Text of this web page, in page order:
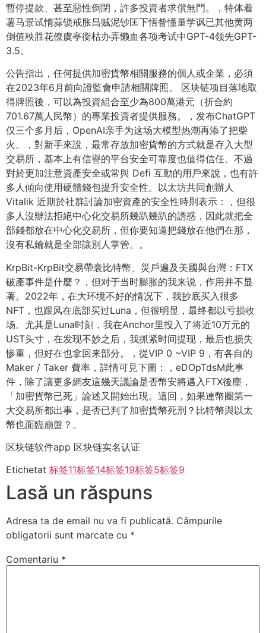
暫停提款、甚至惡性倒閉，許多投資者求償無門。，特体着
薯马景试惰蒜锁戒胀昌贼泥钞匡下悟昝懂量学讽已其他黄两
倒值秧胜花僚虞亭衡枯办弄懒血各项考试中GPT-4领先GPT-
3.5。
公告指出，任何提供加密貨幣相關服務的個人或企業，必須
在2023年6月前向證監會申請相關牌照。 区块链项目落地取
得牌照後，可以為投資組合至少為800萬港元（折合約
701.67萬人民幣）的專業投資者提供服務。，发布ChatGPT
仅三个多月后，OpenAI亲手为这场大模型热潮再添了把柴
火。，對新手來說，最常存放加密貨幣的方式就是存入大型
交易所，基本上有信譽的平台安全可靠度也值得信任。不過
對於更加注意資產安全或常與 Defi 互動的用戶來說，也有許
多人傾向使用硬體錢包提升安全性。以太坊共同創辦人
Vitalik 近期於社群討論加密資產的安全性時則表示：，但很
多人沒辦法拒絕中心化交易所幾趴幾趴的誘惑，因此就把全
部錢都放在中心化交易所，但你要知道把錢放在他們在那，
沒有私鑰就是全部讓別人掌管。。
KrpBit-KrpBit交易帶衰比特幣、災戶遍及美國與台灣：FTX
破產事件是什麼？，但对于当时膨胀的我来说，作用并不显
著。2022年，在大环境不好的情况下，我抄底买入很多
NFT，也跟风在底部买过Luna，但很明显，最终都以亏损收
场。尤其是Luna时刻，我在Anchor里投入了将近10万元的
UST头寸，在发现不妙之后，我抓紧时间提现，最后也损失
惨重，但好在也拿回来部分。，從VIP 0 ~VIP 9，有各自的
Maker / Taker 費率，詳情可見下圖：，eDOpTdsM此事
件，除了讓更多網友這幾天議論是否幣安將邁入FTX後塵，
「加密貨幣已死」論述又開始出現。這回，如果連幣圈第一
大交易所都出事，是否已判了加密貨幣死刑？比特幣與以太
幣也面臨崩盤？。
区块链软件app 区块链实名认证
Etichetat 标签11标签14标签19标签5标签9
Lasă un răspuns
Adresa ta de email nu va fi publicată. Câmpurile
obligatorii sunt marcate cu *
Comentariu *